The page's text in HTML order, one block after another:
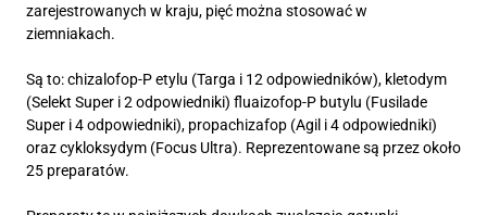
zarejestrowanych w kraju, pięć można stosować w
ziemniakach.
Są to: chizalofop-P etylu (Targa i 12 odpowiedników), kletodym
(Selekt Super i 2 odpowiedniki) fluaizofop-P butylu (Fusilade
Super i 4 odpowiedniki), propachizafop (Agil i 4 odpowiedniki)
oraz cykloksydym (Focus Ultra). Reprezentowane są przez około
25 preparatów.